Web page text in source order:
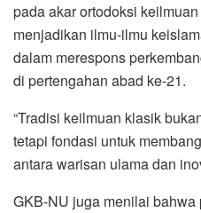
pada akar ortodoksi
menjadikan ilmu-ilmu
dalam merespons
di pertengahan abad ke-21.
“Tradisi keilmuan klasik
tetapi fondasi untuk
antara warisan ulama dan
GKB-NU juga menilai bahwa